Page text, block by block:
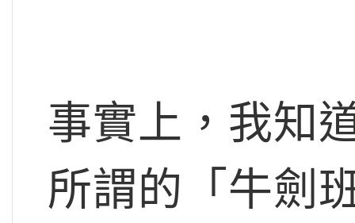
事實上，我知
所謂的「牛劍